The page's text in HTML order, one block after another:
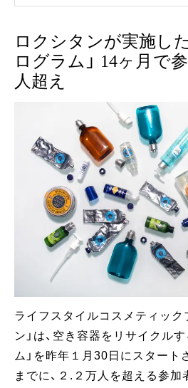
ロクシタンが実施し
ログラム」 14ヶ月で
人超え
ライフスタイルコスメティック
ン」は、空き容器をリサイクル
ム」を昨年１月30日にスタート
までに、２.２万人を超える参加